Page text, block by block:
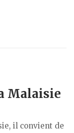
Malaisie
il convient de